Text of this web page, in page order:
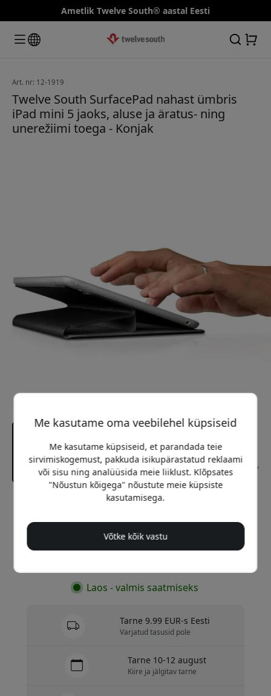
Ametlik Twelve South® aastal Eesti
Art. nr: 12-1919
Twelve South SurfacePad nahast ümbris
iPad mini 5 jaoks, aluse ja äratus- ning
unerežiimi toega - Konjak
Soovitatav hind
89.99 EUR
Laos - valmis saatmiseks
Tarne 9.99 EUR-s Eesti
Varjatud tasusid pole
Tarne 10-12 august
Kiire ja jälgitav tarne
Me kasutame oma veebilehel küpsiseid
Me kasutame küpsiseid, et parandada teie
sirvimiskogemust, pakkuda isikupärastatud reklaami
või sisu ning analüüsida meie liiklust. Klõpsates
"Nõustun kõigega" nõustute meie küpsiste
kasutamisega.
Võtke kõik vastu